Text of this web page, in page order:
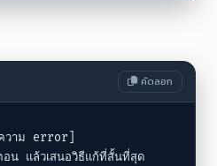
คัดลอก
าม error]
อน แล้วเสนอวิธีแก้ที่สั้นที่สุด